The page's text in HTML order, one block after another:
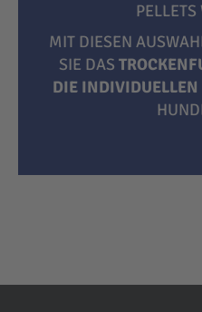
ELLETS
MIT DIESEN
SIE DAS
DIE INDIVIDUELLEN